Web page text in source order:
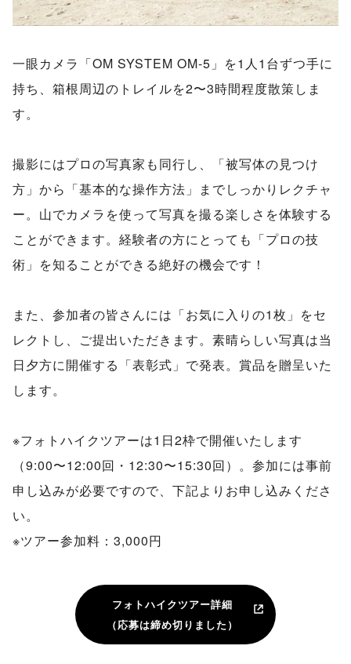
一眼カメラ「OM SYSTEM OM-5」を1人1台ずつ手に
持ち、箱根周辺のトレイルを2〜3時間程度散策しま
す。
撮影にはプロの写真家も同行し、「被写体の見つけ
方」から「基本的な操作方法」までしっかりレクチャ
ー。山でカメラを使って写真を撮る楽しさを体験する
ことができます。経験者の方にとっても「プロの技
術」を知ることができる絶好の機会です！
また、参加者の皆さんには「お気に入りの1枚」をセ
レクトし、ご提出いただきます。素晴らしい写真は当
日夕方に開催する「表彰式」で発表。賞品を贈呈いた
します。
※フォトハイクツアーは1日2枠で開催いたします
（9:00〜12:00回・12:30〜15:30回）。参加には事前
申し込みが必要ですので、下記よりお申し込みくださ
い。
※ツアー参加料：3,000円
フォトハイクツアー詳細
（応募は締め切りました）